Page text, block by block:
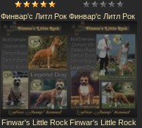
Финвар'с Литл Рок
Finwar's Little Rock
Финвар'с Литл Рок
Finwar's Little Rock